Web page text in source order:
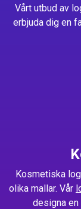
Vårt utbud av
erbjuda dig en
Kosmetiska
olika mallar. Vår
designa